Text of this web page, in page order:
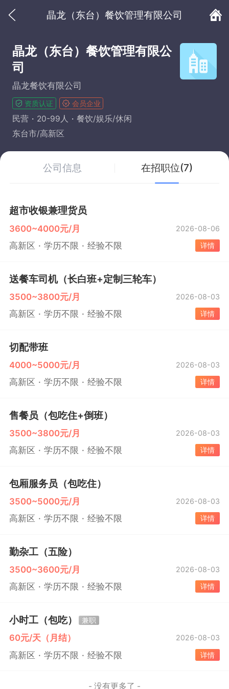
晶龙（东台）餐饮管理有限公司
晶龙（东台）餐饮管理有限公
司
晶龙餐饮有限公司
资质认证 会员企业
民营 20-99人
餐饮/娱乐/休闲
东台市/高新区
公司信息 在招职位(7)
超市收银兼理货员
3600~4000元/月 2026-08-06
高新区 学历不限 经验不限 详情
送餐车司机（长白班+定制三轮车）
3500~3800元/月 2026-08-03
高新区 学历不限 经验不限 详情
切配带班
4000~5000元/月 2026-08-03
高新区 学历不限 经验不限 详情
售餐员（包吃住+倒班）
3500~3800元/月 2026-08-03
高新区 学历不限 经验不限 详情
包厢服务员（包吃住）
3500~5000元/月 2026-08-03
高新区 学历不限 经验不限 详情
勤杂工（五险）
3500~3600元/月 2026-08-03
高新区 学历不限 经验不限 详情
小时工（包吃） 兼职
60元/天（月结） 2026-08-03
高新区 学历不限 经验不限 详情
- 没有更多了 -